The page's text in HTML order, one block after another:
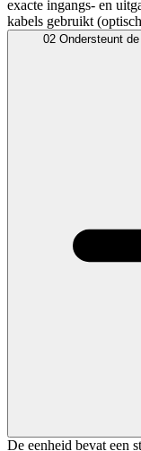
exacte ingangs- en
kabels gebruikt
02 Ondersteunt
De eenheid bevat een